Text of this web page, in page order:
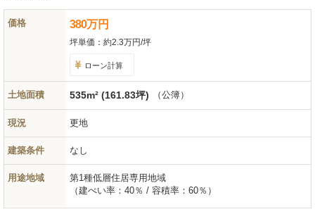
価格 380万円
坪単価： 約2.3万円/坪
ローン計算
土地面積 535m² (161.83坪) （公簿）
現況 更地
建築条件 なし
用途地域
第1種低層住居専用地域
（建ぺい率：40％ / 容積率：60％）